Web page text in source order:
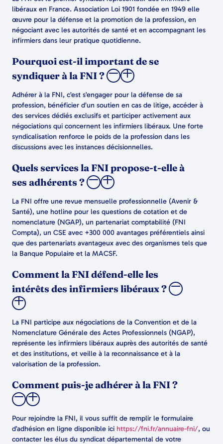
libéraux en France. Association Loi 1901 fondée en 1949 elle
œuvre pour la défense et la promotion de la profession, en
négociant avec les autorités de santé et en accompagnant les
infirmiers dans leur pratique quotidienne.
Pourquoi est-il important de se
syndiquer à la FNI ?
Adhérer à la FNI, c’est s’engager pour la défense de sa
profession, bénéficier d’un soutien en cas de litige, accéder à
des services dédiés exclusifs et participer activement aux
négociations qui concernent les infirmiers libéraux. Une forte
syndicalisation renforce le poids de la profession dans les
discussions avec les instances décisionnelles.
Quels services la FNI propose-t-elle à
ses adhérents ?
La FNI offre une revue mensuelle professionnelle (Avenir &
Santé), une hotline pour les questions de cotation et de
nomenclature (NGAP), un partenariat comptabilité (FNI
Compta), un CSE avec +300 000 avantages préférentiels ainsi
que des partenariats avantageux avec des organismes tels que
la Banque Populaire et la MACSF.
Comment la FNI défend-elle les
intérêts des infirmiers libéraux ?
La FNI participe aux négociations de la Convention et de la
Nomenclature Générale des Actes Professionnels (NGAP),
représente les infirmiers libéraux auprès des autorités de santé
et des institutions, et veille à la reconnaissance et à la
valorisation de la profession.
Comment puis-je adhérer à la FNI ?
Pour rejoindre la FNI, il vous suffit de remplir le formulaire
d’adhésion en ligne disponible ici https://fni.fr/annuaire-fni/, ou
contacter les élus du syndicat départemental de votre